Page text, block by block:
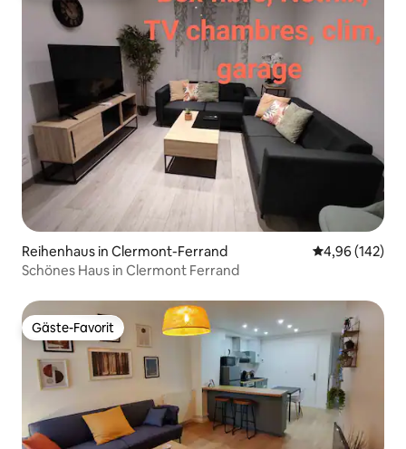
Reihenhaus in Clermont-Ferrand
4,96 (142)
Schönes Haus in Clermont Ferrand
Gäste-Favorit
Gäste-Favorit